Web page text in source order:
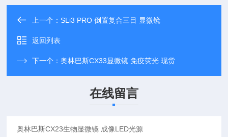
上一个：SLi3 PRO 倒置复合三目 显微镜
返回列表
下一个：奥林巴斯CX33显微镜 免疫荧光 现货
在线留言